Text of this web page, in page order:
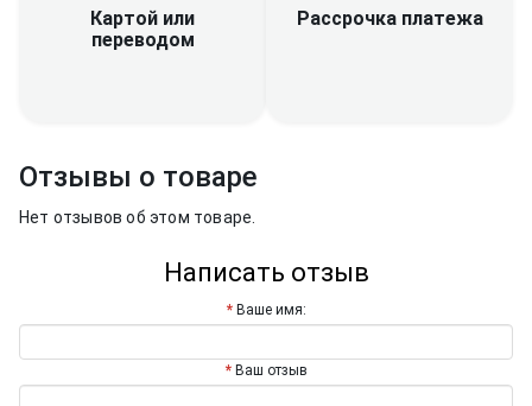
Картой или
переводом
Рассрочка платежа
Отзывы о товаре
Нет отзывов об этом товаре.
Написать отзыв
Ваше имя:
Ваш отзыв